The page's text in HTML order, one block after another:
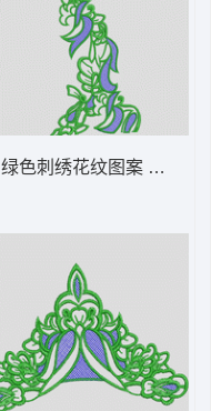
绿色刺绣花纹图案 曲线